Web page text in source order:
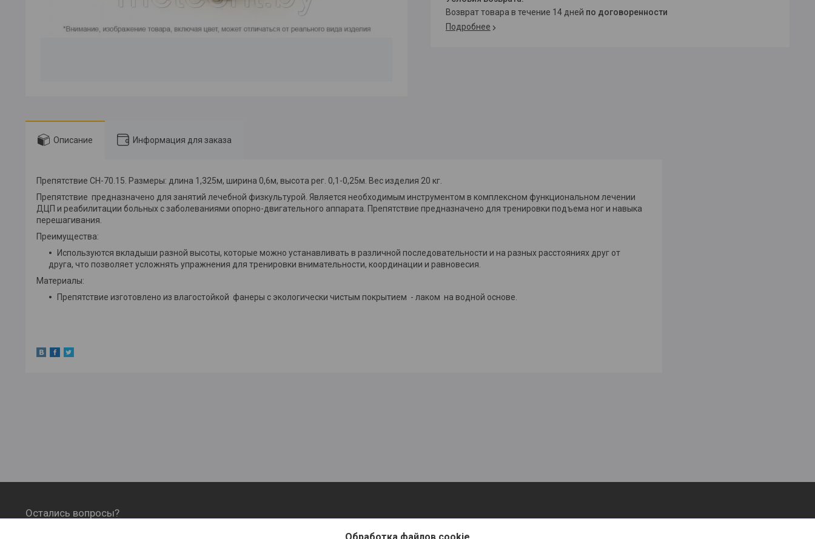
возврат товара в течение 14 дней по договоренности
Подробнее
Описание Информация для заказа
Препятствие СН-70.15. Размеры: длина 1,325м, ширина 0,6м, высота рег. 0,1-0,25м. Вес изделия 20 кг.
Препятствие предназначено для занятий лечебной физкультурой. Является необходимым инструментом в комплексном функциональном лечении
ДЦП и реабилитации больных с заболеваниями опорно-двигательного аппарата. Препятствие предназначено для тренировки подъема ног и навыка
перешагивания.
Преимущества:
Используются вкладыши разной высоты, которые можно устанавливать в различной последовательности и на разных расстояниях друг от
друга, что позволяет усложнять упражнения для тренировки внимательности, координации и равновесия.
Материалы:
Препятствие изготовлено из влагостойкой фанеры с экологически чистым покрытием - лаком на водной основе.
Остались вопросы?